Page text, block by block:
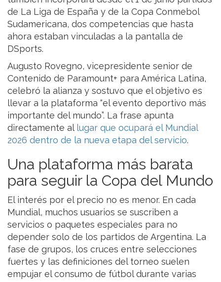
de La Liga de España y de la Copa Conmebol
Sudamericana, dos competencias que hasta
ahora estaban vinculadas a la pantalla de
DSports.
Augusto Rovegno, vicepresidente senior de
Contenido de Paramount+ para América Latina,
celebró la alianza y sostuvo que el objetivo es
llevar a la plataforma “el evento deportivo más
importante del mundo”. La frase apunta
directamente al lugar que ocupará el Mundial
2026 dentro de la nueva etapa del servicio.
Una plataforma más barata
para seguir la Copa del Mundo
El interés por el precio no es menor. En cada
Mundial, muchos usuarios se suscriben a
servicios o paquetes especiales para no
depender solo de los partidos de Argentina. La
fase de grupos, los cruces entre selecciones
fuertes y las definiciones del torneo suelen
empujar el consumo de fútbol durante varias